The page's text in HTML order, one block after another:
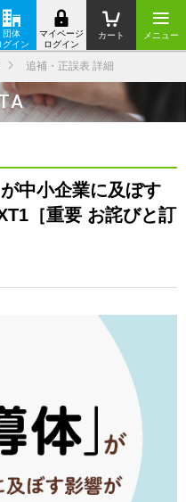
メニュー
カート
マイページ
ログイン
団体
グイン
追補・正誤表 詳細
中小企業に及ぼす
［重要 お詫びと訂